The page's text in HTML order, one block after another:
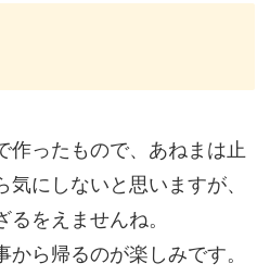
作ったもので、あねまは止
にしないと思いますが、
をえませんね。
ら帰るのが楽しみです。